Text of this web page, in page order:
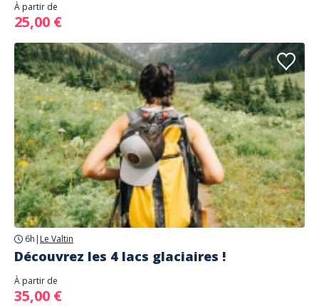
À partir de
25,00 €
6h | Le Valtin
Découvrez les 4 lacs glaciaires !
À partir de
35,00 €